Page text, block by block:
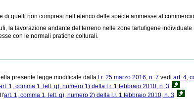
di quelli non compresi nell’elenco delle specie ammesse al
la lavorazione andante del terreno nelle zone tartufigene
con le normali pratiche colturali.
presente legge modificate dalla l.r. 25 marzo 2016, n. 7 vedi art. 4,
1, comma 1, lett. q), numero 1) della l.r. 1 febbraio 2010, n. 3.
art. 1, comma 1, lett. q), numero 2) della l.r. 1 febbraio 2010, n. 3.